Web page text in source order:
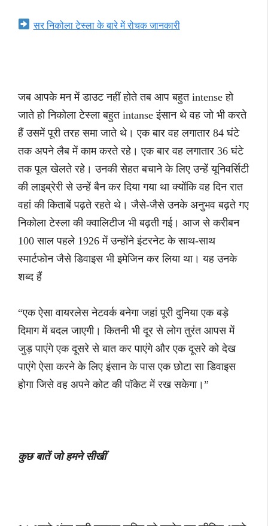
सर निकोला टेस्ला के बारे में रोचक जानकारी
जब आपके मन में डाउट नहीं होते तब आप बहुत intense हो
जाते हो निकोला टेस्ला बहुत intanse इंसान थे वह जो भी करते
हैं उसमें पूरी तरह समा जाते थे। एक बार वह लगातार 84 घंटे
तक अपने लैब में काम करते रहे। एक बार वह लगातार 36 घंटे
तक पूल खेलते रहे। उनकी सेहत बचाने के लिए उन्हें यूनिवर्सिटी
की लाइब्रेरी से उन्हें बैन कर दिया गया था क्योंकि वह दिन रात
वहां की किताबें पढ़ते रहते थे। जैसे-जैसे उनके अनुभव बढ़ते गए
निकोला टेस्ला की क्वालिटीज भी बढ़ती गई। आज से करीबन
100 साल पहले 1926 में उन्होंने इंटरनेट के साथ-साथ
स्मार्टफोन जैसे डिवाइस भी इमेजिन कर लिया था। यह उनके
शब्द हैं
“एक ऐसा वायरलेस नेटवर्क बनेगा जहां पूरी दुनिया एक बड़े
दिमाग में बदल जाएगी। कितनी भी दूर से लोग तुरंत आपस में
जुड़ पाएंगे एक दूसरे से बात कर पाएंगे और एक दूसरे को देख
पाएंगे ऐसा करने के लिए इंसान के पास एक छोटा सा डिवाइस
होगा जिसे वह अपने कोट की पॉकेट में रख सकेगा।”
कुछ बातें जो हमने सीखीं